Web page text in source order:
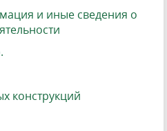
и иные сведения о
конструкций